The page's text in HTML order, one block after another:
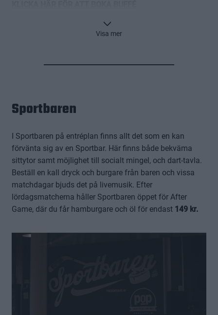
Visa mer
Sportbaren
I Sportbaren på entréplan finns allt det som en kan
förvänta sig av en Sportbar. Här finns både bekväma
sittytor samt möjlighet till socialt mingel, och dart-tavla.
Beställ en kall dryck och burgare från baren och vissa
matchdagar bjuds det på livemusik. Efter
lördagsmatcherna håller Sportbaren öppet för After
Game, där du får hamburgare och öl för endast 149 kr.